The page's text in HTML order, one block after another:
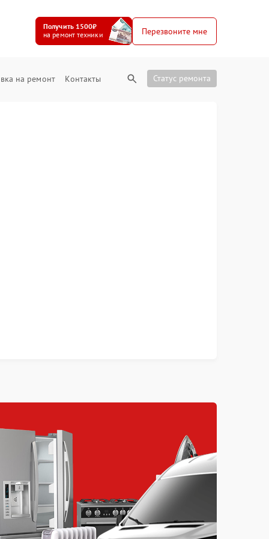
Получить 1500₽
на ремонт техники
Перезвоните мне
на ремонт Контакты Статус ремонта